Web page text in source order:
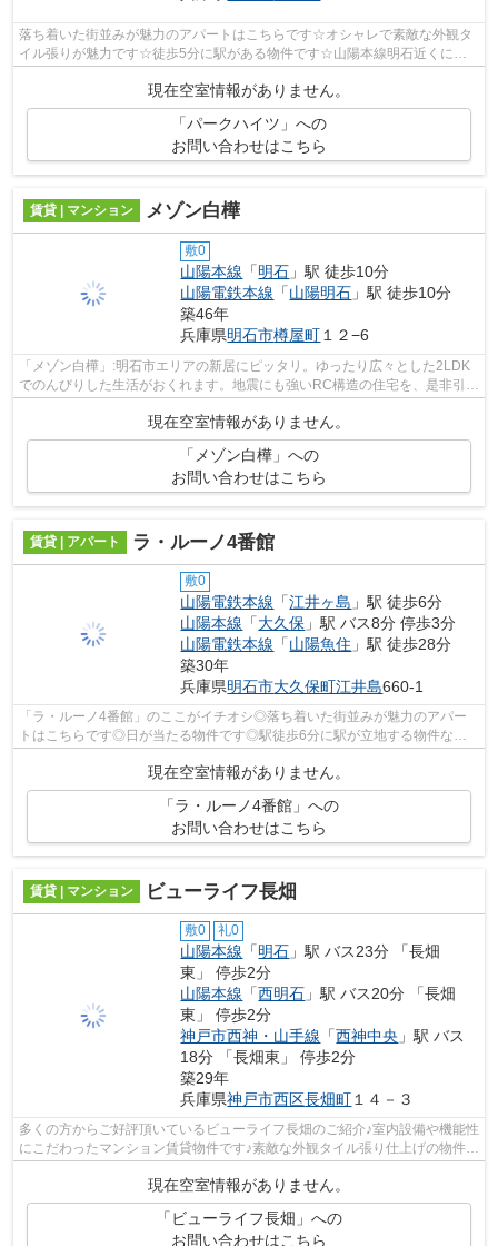
落ち着いた街並みが魅力のアパートはこちらです☆オシャレで素敵な外観タ
イル張りが魅力です☆徒歩5分に駅がある物件です☆山陽本線明石近くにな
現在空室情報がありません。
「パークハイツ」への
お問い合わせはこちら
賃貸 | マンション メゾン白樺
敷0
山陽本線 「明石 」駅 徒歩10分
山陽電鉄本線 「山陽明石 」駅 徒歩10分
築46年
兵庫県明石市樽屋町 １２−6
「メゾン白樺」:明石市エリアの新居にピッタリ。ゆったり広々とした2LDK
でのんびりした生活がおくれます。地震にも強いRC構造の住宅を、是非引っ
現在空室情報がありません。
「メゾン白樺」への
お問い合わせはこちら
賃貸 | アパート ラ・ルーノ4番館
敷0
山陽電鉄本線 「江井ヶ島 」駅 徒歩6分
山陽本線 「大久保 」駅 バス8分 停歩3分
山陽電鉄本線 「山陽魚住 」駅 徒歩28分
築30年
兵庫県明石市大久保町江井島660-1
「ラ・ルーノ4番館」のここがイチオシ◎落ち着いた街並みが魅力のアパー
トはこちらです◎日が当たる物件です◎駅徒歩6分に駅が立地する物件なの
で、電車を多く利用する方にとって便利です...
現在空室情報がありません。
「ラ・ルーノ4番館」への
お問い合わせはこちら
賃貸 | マンション ビューライフ長畑
敷0 礼0
山陽本線 「明石 」駅 バス23分 「長畑
東」 停歩2分
山陽本線 「西明石 」駅 バス20分 「長畑
東」 停歩2分
神戸市西神・山手線 「西神中央 」駅 バス
18分 「長畑東」 停歩2分
築29年
兵庫県神戸市西区長畑町１４－３
多くの方からご好評頂いているビューライフ長畑のご紹介♪室内設備や機能性
にこだわったマンション賃貸物件です♪素敵な外観タイル張り仕上げの物件♪
現在空室情報がありません。
「ビューライフ長畑」への
お問い合わせはこちら